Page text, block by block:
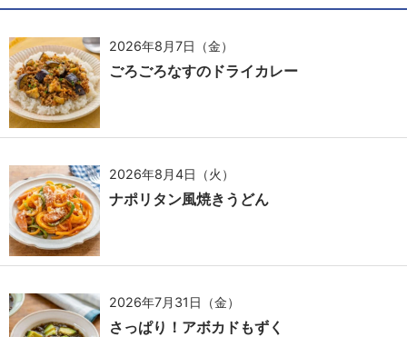
2026年8月7日（金）
ごろごろなすのドライカレー
2026年8月4日（火）
ナポリタン風焼きうどん
2026年7月31日（金）
さっぱり！アボカドもずく